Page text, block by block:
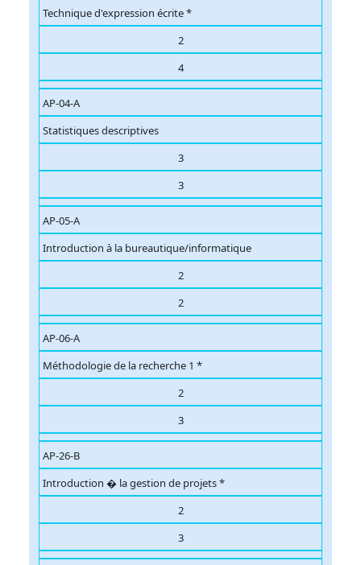
Technique d'expression écrite *
2
4
AP-04-A
Statistiques descriptives
3
3
AP-05-A
Introduction à la bureautique/informatique
2
2
AP-06-A
Méthodologie de la recherche 1 *
2
3
AP-26-B
Introduction � la gestion de projets *
2
3